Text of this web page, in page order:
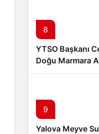
8
YTSO Başkanı
Doğu Marmara
Yardımcılığı
9
Yalova Meyve